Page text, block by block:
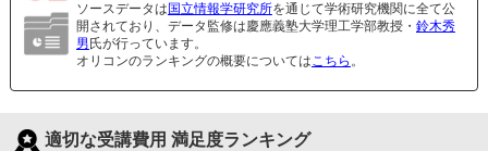
ソースデータは 国立情報学研究所を通じて学術研究機関に全て公
開されており、データ監修は慶應義塾大学理工学部教授・ 鈴木秀
男 氏が行っています。
オリコンのランキングの概要についてはこちら 。
適切な受講費用 満足度ランキング